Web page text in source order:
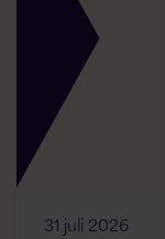
31 juli 2026